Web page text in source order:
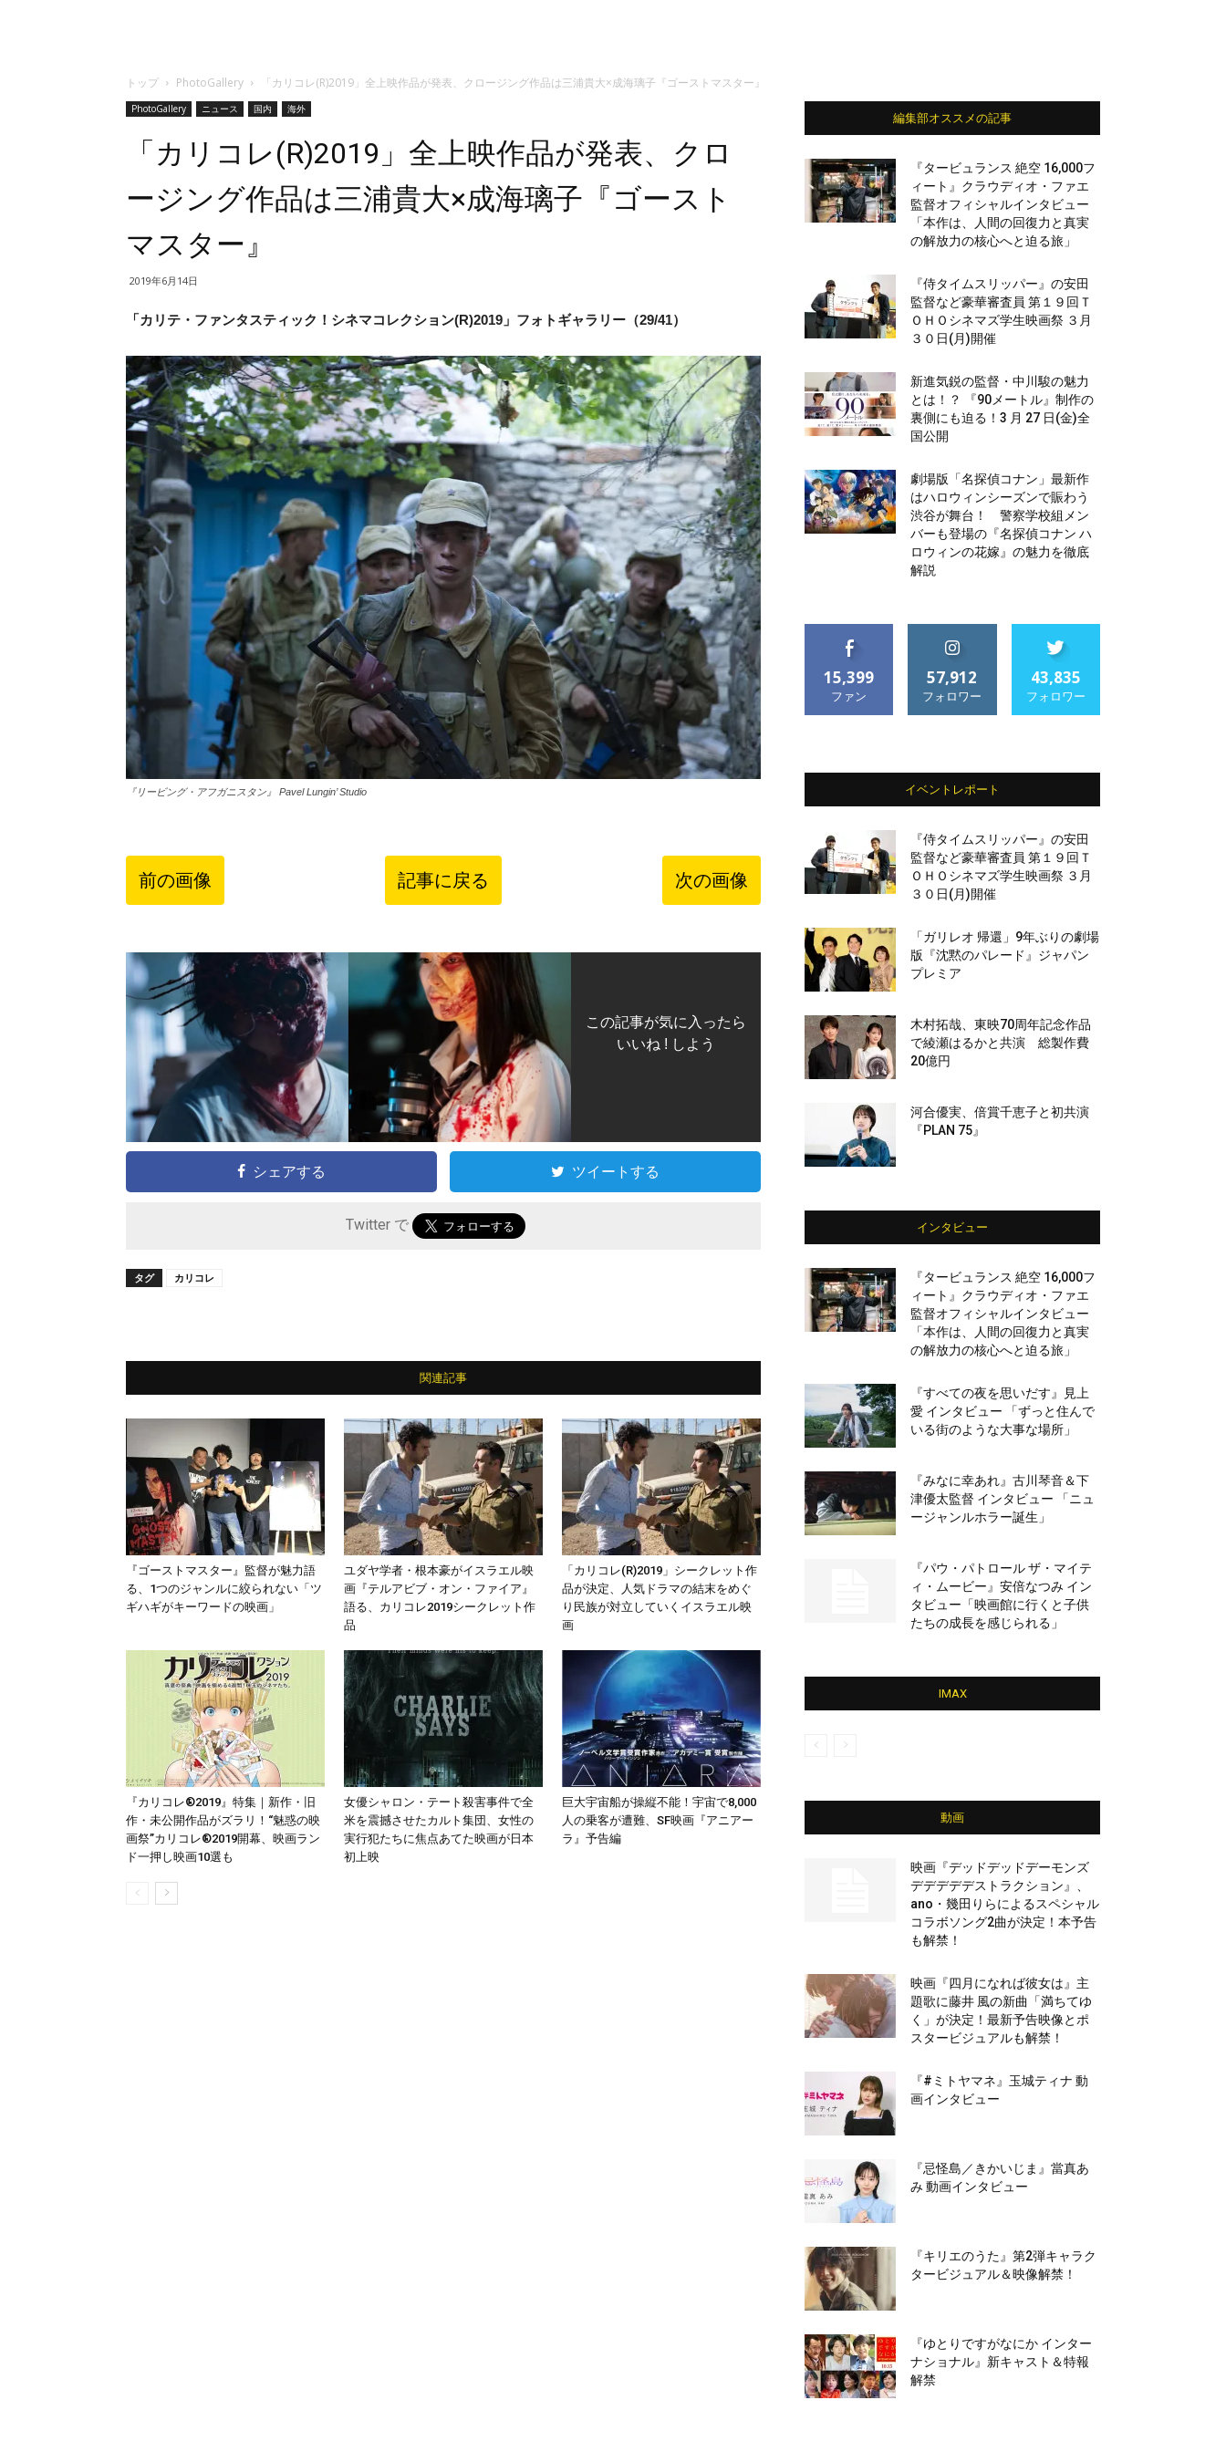
トップ PhotoGallery 「カリコレ(R)2019」全上映作品が発表、クロージング作品は三浦貴大×成海璃子『ゴーストマスター』
PhotoGallery ニュース 国内 海外
「カリコレ(R)2019」全上映作品が発表、クロ
ージング作品は三浦貴大×成海璃子『ゴースト
マスター』
2019年6月14日
「カリテ・ファンタスティック！シネマコレクション(R)2019」フォトギャラリー（29/41）
『リービング・アフガニスタン』 Pavel Lungin’ Studio
前の画像 記事に戻る 次の画像
この記事が気に入ったら
いいね ! しよう
シェアする ツイートする
Twitter で
タグ カリコレ
関連記事
『ゴーストマスター』監督が魅力語
る、1つのジャンルに絞られない「ツ
ギハギがキーワードの映画」
ユダヤ学者・根本豪がイスラエル映
画『テルアビブ・オン・ファイア』
語る、カリコレ2019シークレット作
品
「カリコレ(R)2019」シークレット作
品が決定、人気ドラマの結末をめぐ
り民族が対立していくイスラエル映
画
『カリコレ®2019』特集｜新作・旧
作・未公開作品がズラリ！“魅惑の映
画祭”カリコレ®2019開幕、映画ラン
ド一押し映画10選も
女優シャロン・テート殺害事件で全
米を震撼させたカルト集団、女性の
実行犯たちに焦点あてた映画が日本
初上映
巨大宇宙船が操縦不能！宇宙で8,000
人の乗客が遭難、SF映画『アニアー
ラ』予告編
編集部オススメの記事
『タービュランス 絶空 16,000フ
ィート』クラウディオ・ファエ
監督オフィシャルインタビュー
「本作は、人間の回復力と真実
の解放力の核心へと迫る旅」
『侍タイムスリッパー』の安田
監督など豪華審査員 第１９回Ｔ
ＯＨＯシネマズ学生映画祭 ３月
３０日(月)開催
新進気鋭の監督・中川駿の魅力
とは！？ 『90メートル』制作の
裏側にも迫る！3 月 27 日(金)全
国公開
劇場版「名探偵コナン」最新作
はハロウィンシーズンで賑わう
渋谷が舞台！ 警察学校組メン
バーも登場の『名探偵コナン ハ
ロウィンの花嫁』の魅力を徹底
解説
15,399
ファン
57,912
フォロワー
43,835
フォロワー
イベントレポート
『侍タイムスリッパー』の安田
監督など豪華審査員 第１９回Ｔ
ＯＨＯシネマズ学生映画祭 ３月
３０日(月)開催
「ガリレオ 帰還」9年ぶりの劇場
版『沈黙のパレード』ジャパン
プレミア
木村拓哉、東映70周年記念作品
で綾瀬はるかと共演 総製作費
20億円
河合優実、倍賞千恵子と初共演
『PLAN 75』
インタビュー
『タービュランス 絶空 16,000フ
ィート』クラウディオ・ファエ
監督オフィシャルインタビュー
「本作は、人間の回復力と真実
の解放力の核心へと迫る旅」
『すべての夜を思いだす』見上
愛 インタビュー 「ずっと住んで
いる街のような大事な場所」
『みなに幸あれ』古川琴音＆下
津優太監督 インタビュー 「ニュ
ージャンルホラー誕生」
『パウ・パトロール ザ・マイテ
ィ・ムービー』安倍なつみ イン
タビュー「映画館に行くと子供
たちの成長を感じられる」
IMAX
動画
映画『デッドデッドデーモンズ
デデデデデストラクション』、
ano・幾田りらによるスペシャル
コラボソング2曲が決定！本予告
も解禁！
映画『四月になれば彼女は』主
題歌に藤井 風の新曲「満ちてゆ
く」が決定！最新予告映像とポ
スタービジュアルも解禁！
『#ミトヤマネ』玉城ティナ 動
画インタビュー
『忌怪島／きかいじま』當真あ
み 動画インタビュー
『キリエのうた』第2弾キャラク
タービジュアル＆映像解禁！
『ゆとりですがなにか インター
ナショナル』新キャスト＆特報
解禁